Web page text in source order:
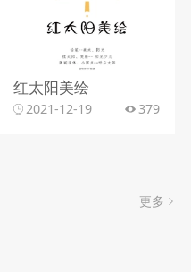
红太阳美绘
2021-12-19 379
更多